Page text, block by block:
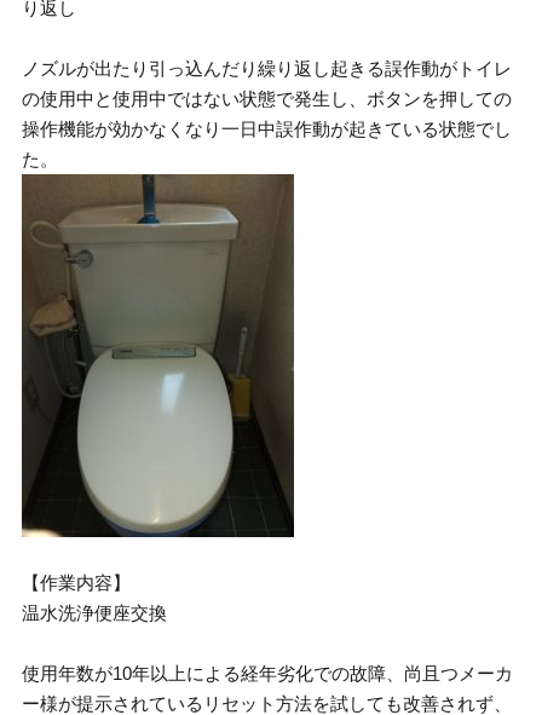
り返し
ノズルが出たり引っ込んだり繰り返し起きる誤作動がトイレ
の使用中と使用中ではない状態で発生し、ボタンを押しての
操作機能が効かなくなり一日中誤作動が起きている状態でし
た。
【作業内容】
温水洗浄便座交換
使用年数が10年以上による経年劣化での故障、尚且つメーカ
ー様が提示されているリセット方法を試しても改善されず、